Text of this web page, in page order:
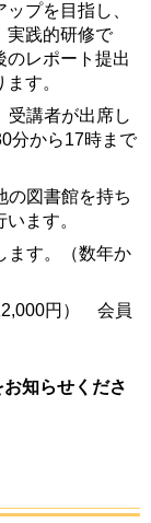
プを目指し、
実践的研修で
のレポート提出
す。
受講者が出席し
分から17時まで
の図書館を持ち
ます。
ます。（数年か
円） 会員
知らせくださ